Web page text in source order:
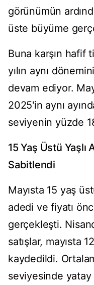
görünümün
üste büyüme
Buna karşın hafif
yılın aynı
devam ediyor.
2025'in aynı
seviyenin yüzde
15 Yaş Üstü
Sabitlendi
Mayısta 15 yaş
adedi ve fiyatı
gerçekleşti.
satışlar, mayısta
kaydedildi.
seviyesinde